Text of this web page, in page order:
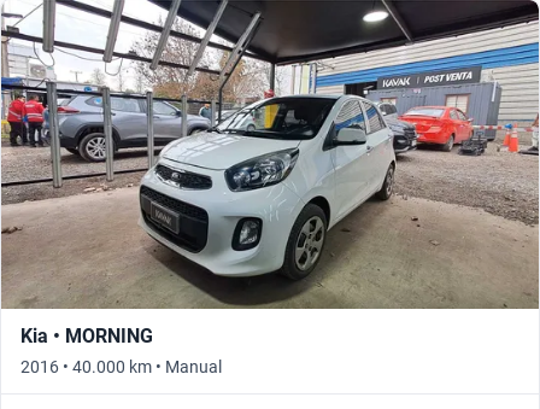
Kia • MORNING
2016 • 40.000 km • Manual